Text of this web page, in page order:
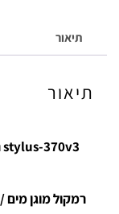
תיאור
תיאור
stylus-370v3 רמקולים חיצוניים (OutDoor) מוגן מים.